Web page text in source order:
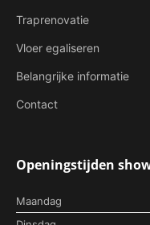
Traprenovatie
Vloer egaliseren
Belangrijke informatie
Contact
Openingstijden
Maandag